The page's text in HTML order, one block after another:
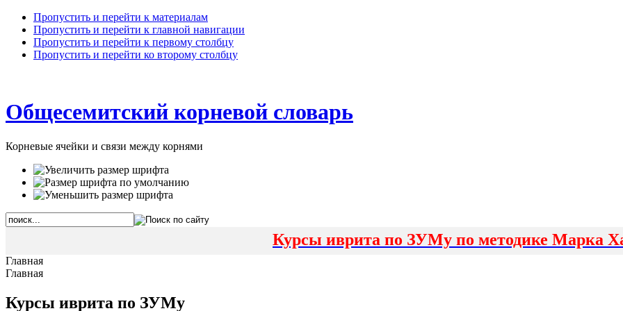
Пропустить и перейти к материалам
Пропустить и перейти к главной навигации
Пропустить и перейти к первому столбцу
Пропустить и перейти ко второму столбцу
Общесемитский корневой словарь
Корневые ячейки и связи между корнями
Курсы иврита по ЗУМу по методике Марка
Главная
Главная
Курсы иврита по ЗУМу